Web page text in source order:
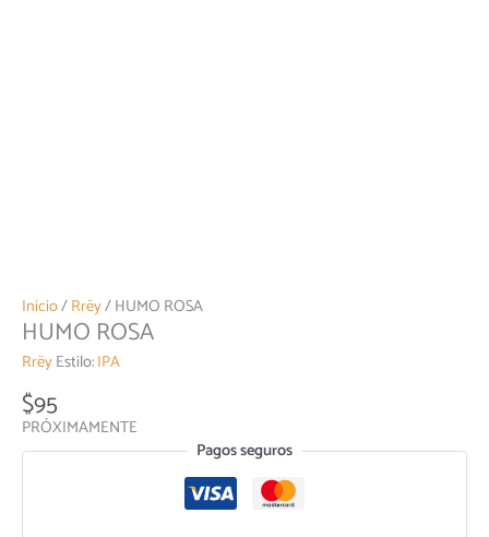
Inicio/Rrëy/ HUMO ROSA
HUMO ROSA
RrëyEstilo:IPA
$95
PRÓXIMAMENTE
Pagos seguros